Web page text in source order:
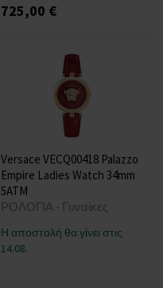
725,00 €
Versace VECQ00418 Palazzo
Empire Ladies Watch 34mm
5ATM
ΡΟΛΟΓΙΑ - Γυναίκες
Η αποστολή θα γίνει στις
14.08.